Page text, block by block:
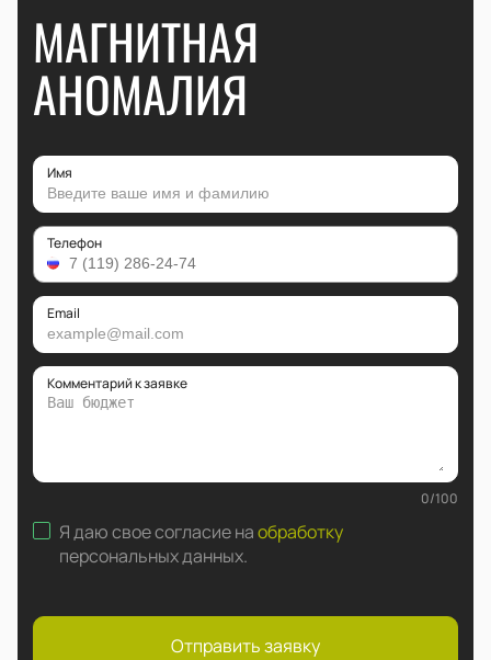
МАГНИТНАЯ
АНОМАЛИЯ
Имя
Телефон
Email
Комментарий к заявке
0/100
Я даю свое согласие наобработку
персональных данных.
Отправить заявку